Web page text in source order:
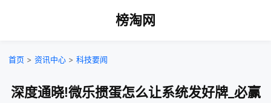
榜淘网
首页 > 资讯中心 > 科技要闻
深度通晓!微乐掼蛋怎么让系统发好牌_必赢